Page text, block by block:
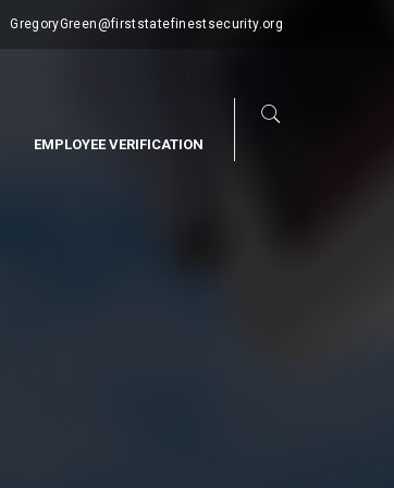
GregoryGreen@firststatefinestsecurity.org
EMPLOYEE VERIFICATION